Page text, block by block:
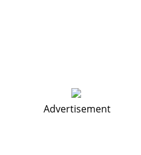
24
Advertisement